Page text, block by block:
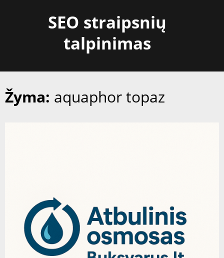
SEO straipsnių
talpinimas
Žyma: aquaphor topaz